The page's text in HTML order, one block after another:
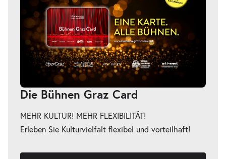
Die Bühnen Graz Card
MEHR KULTUR! MEHR FLEXIBILITÄT!
Erleben Sie Kulturvielfalt flexibel und vorteilhaft!